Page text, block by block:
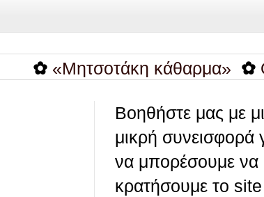
«Μητσοτάκη κάθαρμα» ✿ Οι
Βοηθήστε μας με
μικρή συνεισφορά
να μπορέσουμε να
κρατήσουμε το site